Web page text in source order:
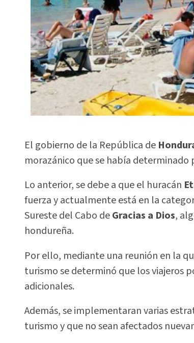
El gobierno de la República de
morazánico que se había
Lo anterior, se debe a que el huracán
fuerza y actualmente está en la
Sureste del Cabo deGracias a Dios,
hondureña.
Por ello, mediante una reunión en la
turismo se determinó que los viajeros
adicionales.
Además, se implementaran varias
turismo y que no sean afectados